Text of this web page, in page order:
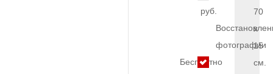
руб.
фотографии
Бесплатно
70
x
15
см.